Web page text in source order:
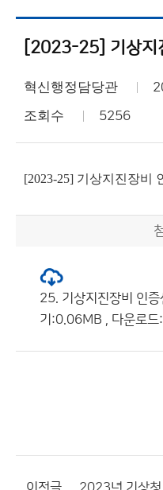
혁신행정담당관
조회수 5256
[2023-25] 기상지진장비
25. 기상지진장비 인
기:0.06MB , 다운로